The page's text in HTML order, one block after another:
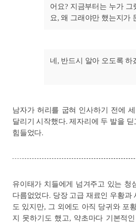
어요? 지금부터는 누가 그
요, 왜 그래야만 했는지가
네, 반드시 알아 오도록 하
남자가 허리를 굽혀 인사하기 전에
달리기 시작했다. 제자리에 두 발을 딛
힘들었다.
유이태가 치들에게 넘겨주고 있는 청
다름없었다. 당장 고급 재료인 우황과
도 있지만, 그 외에도 아직 당귀와 포
지 못하기도 했고, 약초마다 기본적